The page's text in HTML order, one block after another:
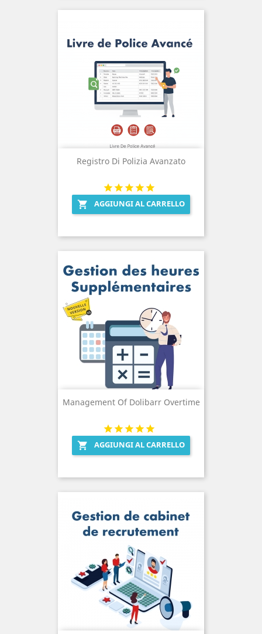
Registro Di Polizia Avanzato
 AGGIUNGI AL CARRELLO
Management Of Dolibarr Overtime
 AGGIUNGI AL CARRELLO